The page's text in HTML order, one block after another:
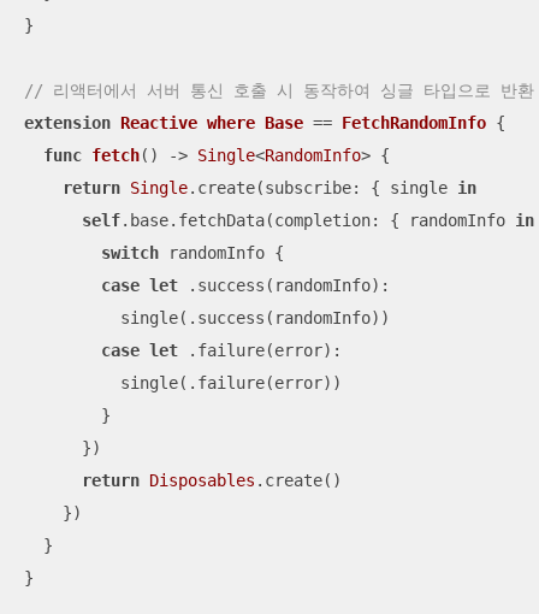
}
// 리액터에서 서버 통신 호출 시 동작하여 싱글 타입으로 반환
extension Reactive where Base == FetchRandomInfo {
func fetch() -> Single<RandomInfo> {
return Single.create(subscribe: { single in
self.base.fetchData(completion: { randomInfo in
switch randomInfo {
case let .success(randomInfo):
          single(.success(randomInfo))
case let .failure(error):
          single(.failure(error))
        }
      })
return Disposables .create()
    })
  }
}